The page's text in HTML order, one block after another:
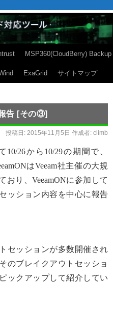
MSP360(CloudBerry) Backup
ExaGrid サイトマップ
告 [その③]
投稿日: 2015年11月5日 作成者: climb
26から10/29の期間で、
はVeeam社主催の大規
おり、VeeamONに参加して
ッション内容を中心に報告
セッションが多数開催され
のブレイクアウトセッショ
ックアップして紹介してい